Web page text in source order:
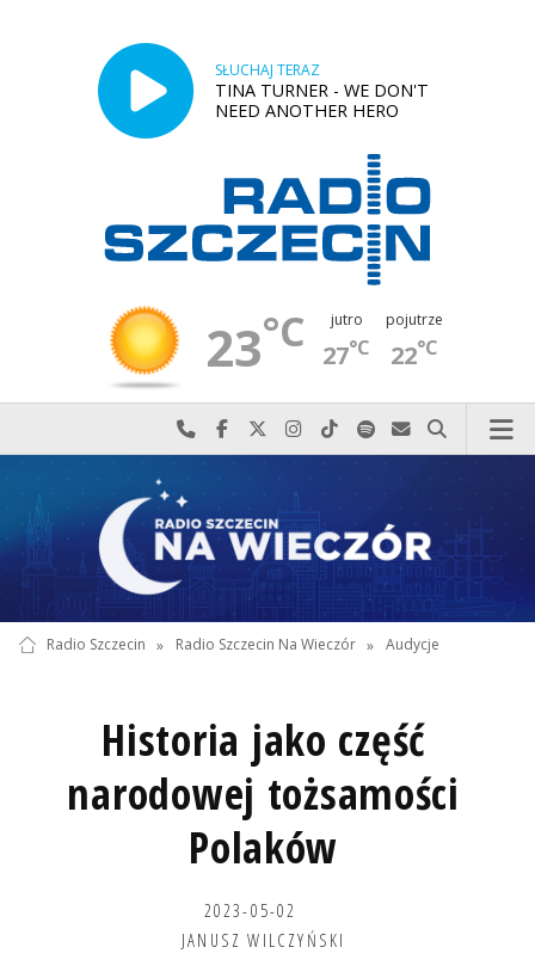
SŁUCHAJ TERAZ
TINA TURNER - WE DON'T
NEED ANOTHER HERO
23°C jutro
27°C
pojutrze
22°C
Najlepiej po prostu do nas zadzwoń
Odwiedź nas na Facebook-u
Odwiedź nas na X
Odwiedź nas na Instagram-ie
Odwiedź nas na TikTok-u
Szukaj nas na Spotify
Wyślij do nas
Szukaj
Radio Szczecin » Radio Szczecin Na Wieczór » Audycje
Historia jako część
narodowej tożsamości
Polaków
2023-05-02
JANUSZ WILCZYŃSKI